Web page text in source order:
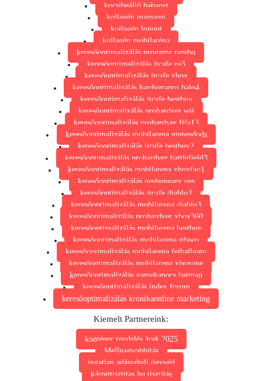
kocsibeálló babanet
kollagén mamami
kollagén logout
kollagén mobilaréna
keresőoptimalizálás progame rambo
keresőoptimalizálás itcafe ps3
keresőoptimalizálás itcafe xbox
keresőoptimalizálás hardverapro halo4
keresőoptimalizálás itcafe bestbuy
keresőoptimalizálás prohardver wii
keresőoptimalizálás prohardver fifa13
keresőoptimalizálás mobilarena nintendods
keresőoptimalizálás itcafe bestbuy2
keresőoptimalizálás prohardver battlefield3
keresőoptimalizálás mobilarena xboxfaq1
keresőoptimalizálás peshungary pes
keresőoptimalizálás itcafe diablo3
keresőoptimalizálás mobilarena diablo3
keresőoptimalizálás prohardver xbox360
keresőoptimalizálás mobilarena bestbuy
keresőoptimalizálás mobilarena nfswo
keresőoptimalizálás mobilarena fejhallgato
keresőoptimalizálás mobilarena xboxone
keresőoptimalizálás gamekapocs batman
keresőoptimalizálás index forum
keresőoptimalizálás kronikaonline marketing
Kiemelt Partnereink:
konténer rendelés árak 2025
Mellnagyobbítás
ingatlan adásvételi ügyvéd
kárpittisztitas.hu tisztítás